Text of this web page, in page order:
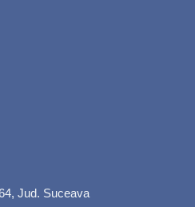
Jud. Suceava